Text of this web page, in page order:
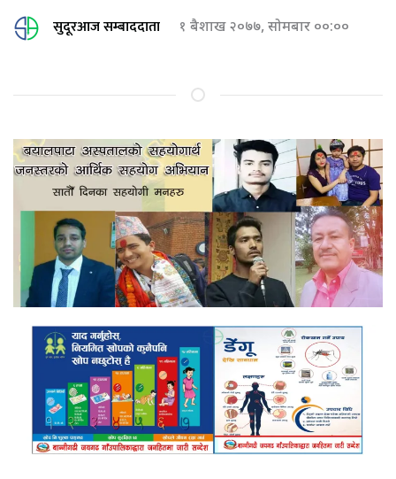
सुदूरआज सम्बाददाता १ बैशाख २०७७, सोमबार ००:००